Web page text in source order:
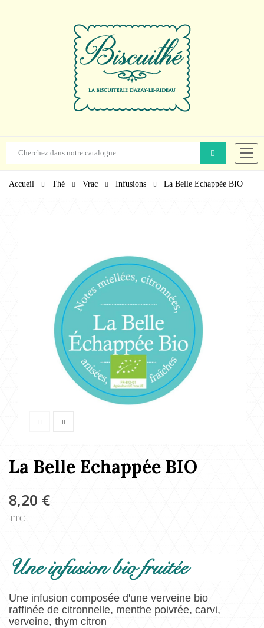
Accueil Thé Vrac Infusions La Belle Echappée BIO
La Belle Echappée BIO
8,20 €
TTC
Une infusion bio fruitée
Une infusion composée d'une verveine bio
raffinée de citronnelle, menthe poivrée, carvi,
verveine, thym citron